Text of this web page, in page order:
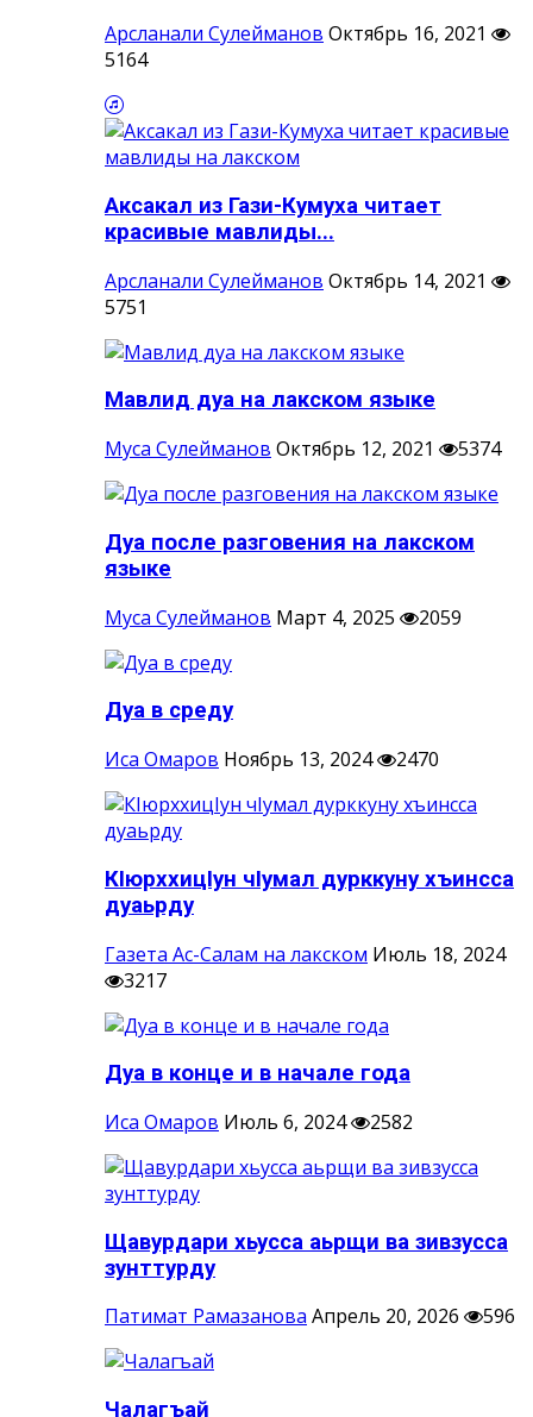
Арсланали Сулейманов Октябрь 16, 2021
5164
Аксакал из Гази-Кумуха читает
красивые мавлиды...
Арсланали Сулейманов Октябрь 14, 2021
5751
Мавлид дуа на лакском языке
Муса Сулейманов Октябрь 12, 2021 5374
Дуа после разговения на лакском
языке
Муса Сулейманов Март 4, 2025 2059
Дуа в среду
Иса Омаров Ноябрь 13, 2024 2470
КIюрххицIун чIумал дурккуну хъинсса
дуаьрду
Газета Ас-Салам на лакском Июль 18, 2024
3217
Дуа в конце и в начале года
Иса Омаров Июль 6, 2024 2582
Щавурдари хьусса аьрщи ва зивзусса
зунттурду
Патимат Рамазанова Апрель 20, 2026 596
Чалагъай